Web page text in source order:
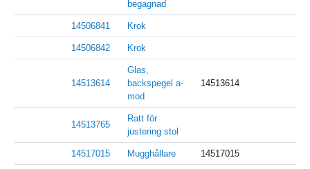
begagnad
14506841 Krok
14506842 Krok
14513614
Glas,
backspegel a-
mod
14513614
14513765
Ratt för
justering stol
14517015 Mugghållare 14517015